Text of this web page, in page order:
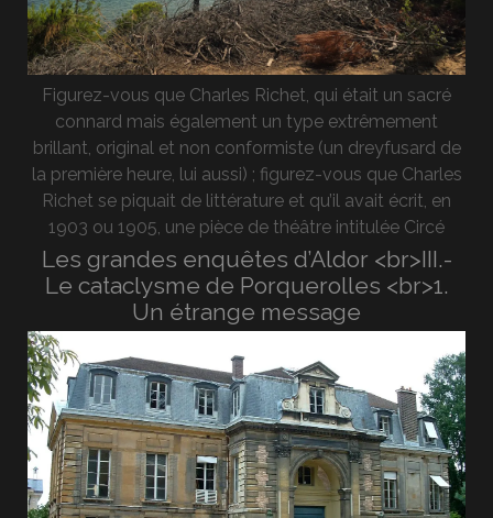
Figurez-vous que Charles Richet, qui était un sacré
connard mais également un type extrêmement
brillant, original et non conformiste (un dreyfusard de
la première heure, lui aussi) ; figurez-vous que Charles
Richet se piquait de littérature et qu’il avait écrit, en
1903 ou 1905, une pièce de théâtre intitulée Circé
Les grandes enquêtes d’Aldor <br>III.-
Le cataclysme de Porquerolles <br>1.
Un étrange message